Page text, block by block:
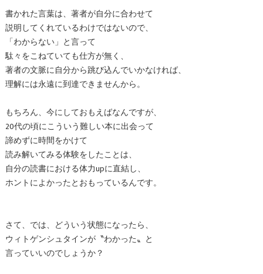
書かれた言葉は、著者が自分に合わせて
説明してくれているわけではないので、
「わからない」と言って
駄々をこねていても仕方が無く、
著者の文脈に自分から跳び込んでいかなければ、
理解には永遠に到達できませんから。
もちろん、今にしておもえばなんですが、
20代の頃にこういう難しい本に出会って
諦めずに時間をかけて
読み解いてみる体験をしたことは、
自分の読書における体力upに直結し、
ホントによかったとおもっているんです。
さて、では、どういう状態になったら、
ウィトゲンシュタインが〝わかった〟と
言っていいのでしょうか？